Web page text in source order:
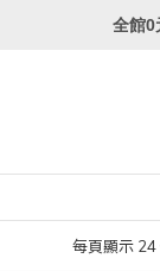
每頁顯示 24
全館0